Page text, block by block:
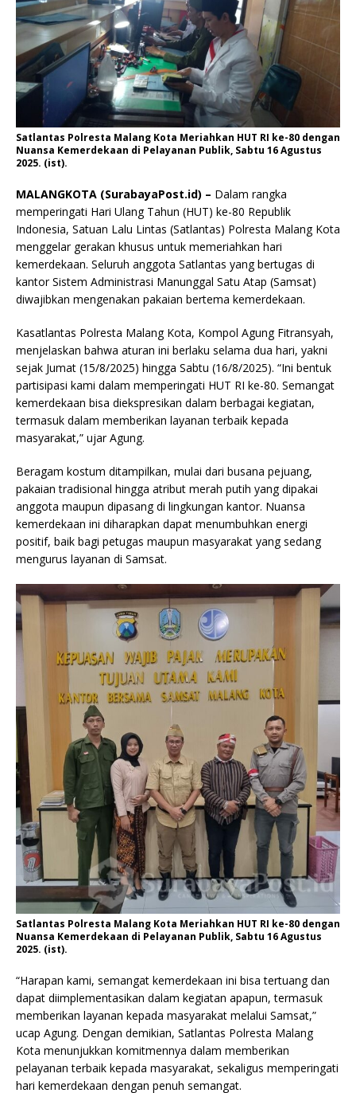
Satlantas Polresta Malang Kota Meriahkan HUT RI ke-80 dengan
Nuansa Kemerdekaan di Pelayanan Publik, Sabtu 16 Agustus
2025. (ist).
MALANGKOTA (SurabayaPost.id) – Dalam rangka
memperingati Hari Ulang Tahun (HUT) ke-80 Republik
Indonesia, Satuan Lalu Lintas (Satlantas) Polresta Malang Kota
menggelar gerakan khusus untuk memeriahkan hari
kemerdekaan. Seluruh anggota Satlantas yang bertugas di
kantor Sistem Administrasi Manunggal Satu Atap (Samsat)
diwajibkan mengenakan pakaian bertema kemerdekaan.
Kasatlantas Polresta Malang Kota, Kompol Agung Fitransyah,
menjelaskan bahwa aturan ini berlaku selama dua hari, yakni
sejak Jumat (15/8/2025) hingga Sabtu (16/8/2025). “Ini bentuk
partisipasi kami dalam memperingati HUT RI ke-80. Semangat
kemerdekaan bisa diekspresikan dalam berbagai kegiatan,
termasuk dalam memberikan layanan terbaik kepada
masyarakat,” ujar Agung.
Beragam kostum ditampilkan, mulai dari busana pejuang,
pakaian tradisional hingga atribut merah putih yang dipakai
anggota maupun dipasang di lingkungan kantor. Nuansa
kemerdekaan ini diharapkan dapat menumbuhkan energi
positif, baik bagi petugas maupun masyarakat yang sedang
mengurus layanan di Samsat.
Satlantas Polresta Malang Kota Meriahkan HUT RI ke-80 dengan
Nuansa Kemerdekaan di Pelayanan Publik, Sabtu 16 Agustus
2025. (ist).
“Harapan kami, semangat kemerdekaan ini bisa tertuang dan
dapat diimplementasikan dalam kegiatan apapun, termasuk
memberikan layanan kepada masyarakat melalui Samsat,”
ucap Agung. Dengan demikian, Satlantas Polresta Malang
Kota menunjukkan komitmennya dalam memberikan
pelayanan terbaik kepada masyarakat, sekaligus memperingati
hari kemerdekaan dengan penuh semangat.